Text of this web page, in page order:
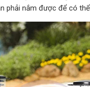
phải nắm được để có thể